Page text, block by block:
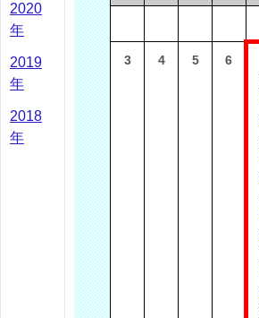
2020
年
2019
年
2018
年
3 4 5 6